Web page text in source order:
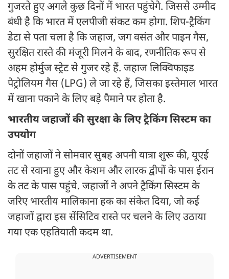
गुजरते हुए अगले कुछ दिनों में भारत पहुंचेगे. जिससे उम्मीद
बंधी है कि भारत में एलपीजी संकट कम होगा. शिप-ट्रैकिंग
डेटा से पता चला है कि जहाज, जग वसंत और पाइन गैस,
सुरक्षित रास्ते की मंजूरी मिलने के बाद, रणनीतिक रूप से
अहम होर्मुज स्ट्रेट से गुजर रहे हैं. जहाज लिक्विफाइड
पेट्रोलियम गैस (LPG) ले जा रहे हैं, जिसका इस्तेमाल भारत
में खाना पकाने के लिए बड़े पैमाने पर होता है.
भारतीय जहाजों की सुरक्षा के लिए ट्रैकिंग सिस्टम का
उपयोग
दोनों जहाजों ने सोमवार सुबह अपनी यात्रा शुरू की, यूएई
तट से रवाना हुए और केशम और लारक द्वीपों के पास ईरान
के तट के पास पहुंचे. जहाजों ने अपने ट्रैकिंग सिस्टम के
जरिए भारतीय मालिकाना हक का संकेत दिया, जो कई
जहाजों द्वारा इस सेंसिटिव रास्ते पर चलने के लिए उठाया
गया एक एहतियाती कदम था.
ADVERTISEMENT